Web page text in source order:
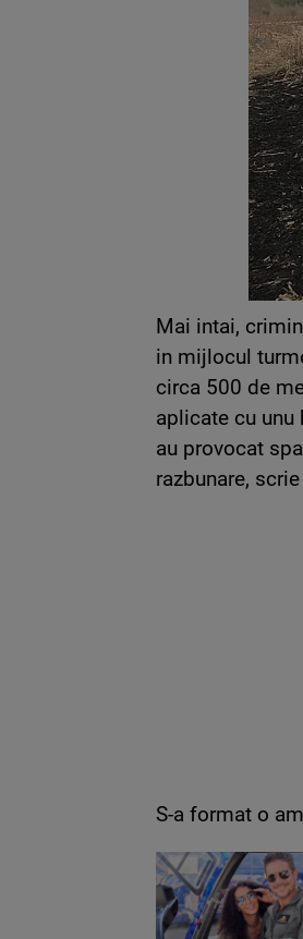
Mai intai,
in mijlocul
circa 500 de
aplicate cu
au provocat
razbunare,
S-a format o